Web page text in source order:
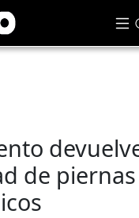
de piernas